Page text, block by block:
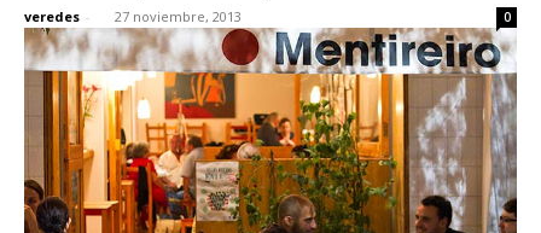
veredes - 27 noviembre, 2013 0